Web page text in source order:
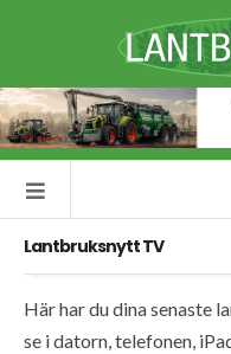
Lantbruksnytt TV
Här har du dina senaste
se i datorn, telefonen,